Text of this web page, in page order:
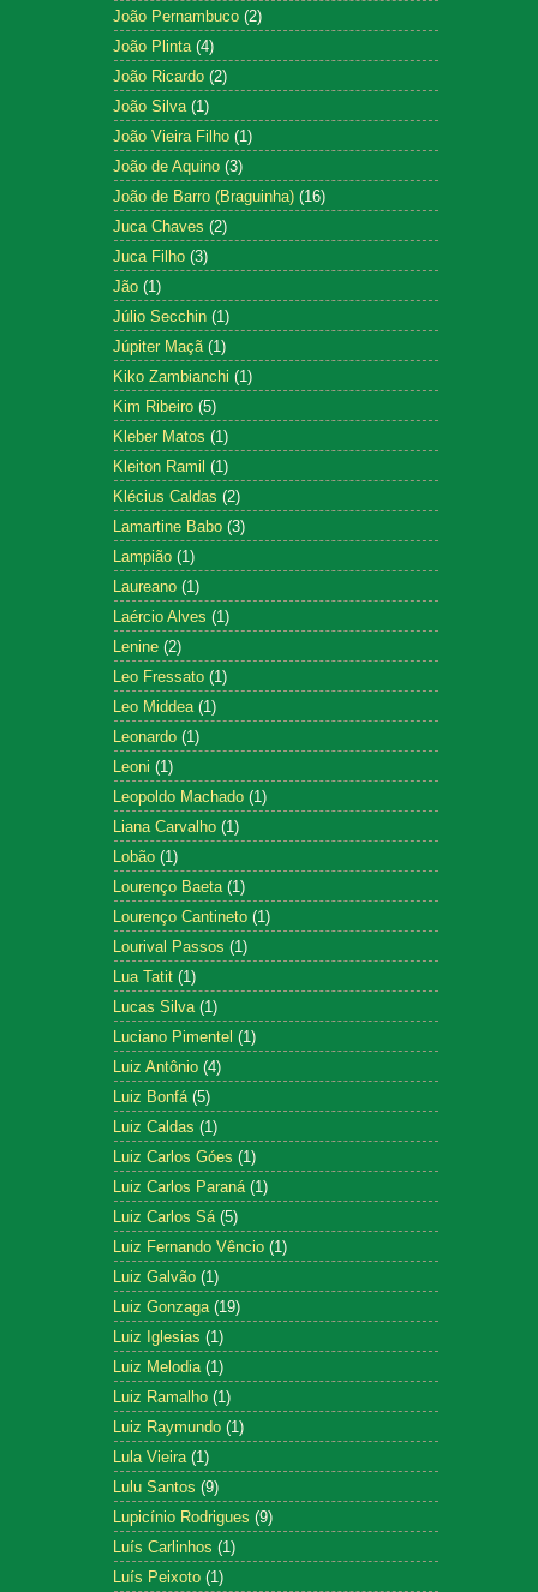
João Pernambuco (2)
João Plinta (4)
João Ricardo (2)
João Silva (1)
João Vieira Filho (1)
João de Aquino (3)
João de Barro (Braguinha) (16)
Juca Chaves (2)
Juca Filho (3)
Jão (1)
Júlio Secchin (1)
Júpiter Maçã (1)
Kiko Zambianchi (1)
Kim Ribeiro (5)
Kleber Matos (1)
Kleiton Ramil (1)
Klécius Caldas (2)
Lamartine Babo (3)
Lampião (1)
Laureano (1)
Laércio Alves (1)
Lenine (2)
Leo Fressato (1)
Leo Middea (1)
Leonardo (1)
Leoni (1)
Leopoldo Machado (1)
Liana Carvalho (1)
Lobão (1)
Lourenço Baeta (1)
Lourenço Cantineto (1)
Lourival Passos (1)
Lua Tatit (1)
Lucas Silva (1)
Luciano Pimentel (1)
Luiz Antônio (4)
Luiz Bonfá (5)
Luiz Caldas (1)
Luiz Carlos Góes (1)
Luiz Carlos Paraná (1)
Luiz Carlos Sá (5)
Luiz Fernando Vêncio (1)
Luiz Galvão (1)
Luiz Gonzaga (19)
Luiz Iglesias (1)
Luiz Melodia (1)
Luiz Ramalho (1)
Luiz Raymundo (1)
Lula Vieira (1)
Lulu Santos (9)
Lupicínio Rodrigues (9)
Luís Carlinhos (1)
Luís Peixoto (1)